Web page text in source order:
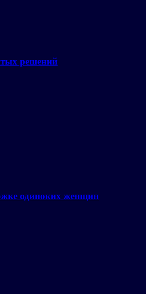
решений
одиноких женщин